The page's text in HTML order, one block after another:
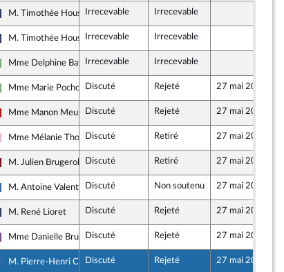
Rassemblement National
M. Timothée HoussinIrrecevable Irrecevable
Rassemblement National
M. Timothée HoussinIrrecevable Irrecevable
Écologiste et Social
Mme Delphine BathoIrrecevable Irrecevable
Écologiste et Social
Mme Marie Pochon Discuté Rejeté 27 mai 2026
La France insoumise - Nouveau Front Populaire
Mme Manon MeunierDiscuté Rejeté 27 mai 2026
Socialistes et apparentés
Mme Mélanie ThominDiscuté Retiré 27 mai 2026
Gauche Démocrate et Républicaine
M. Julien BrugerollesDiscuté Retiré 27 mai 2026
Union des droites pour la République
M. Antoine Valentin Discuté Non soutenu 27 mai 2026
Rassemblement National
M. René Lioret Discuté Rejeté 27 mai 2026
Ensemble pour la République
Mme Danielle BruleboisDiscuté Rejeté 27 mai 2026
Union des droites pour la République
M. Pierre-Henri Carbonnel
Discuté Rejeté 27 mai 2026